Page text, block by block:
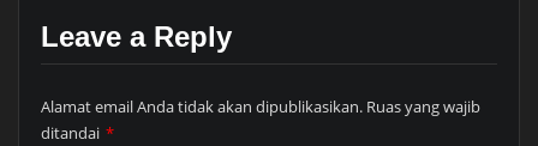
Leave a Reply
Alamat email Anda tidak akan dipublikasikan. Ruas yang wajib
ditandai *